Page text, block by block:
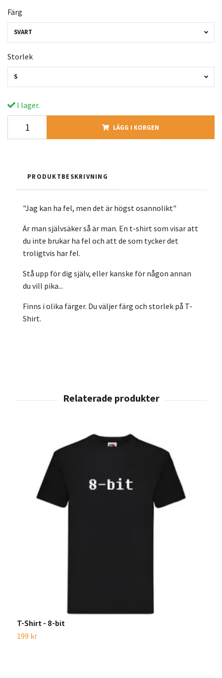
Färg
SVART
Storlek
S
I lager.
LÄGG I KORGEN
PRODUKTBESKRIVNING
"Jag kan ha fel, men det är högst osannolikt"
Är man självsäker så är man. En t-shirt som visar att
du inte brukar ha fel och att de som tycker det
troligtvis har fel.
Stå upp för dig själv, eller kanske för någon annan
du vill pika...
Finns i olika färger. Du väljer färg och storlek på T-
Shirt.
T-Shirt - 8-bit
199 kr